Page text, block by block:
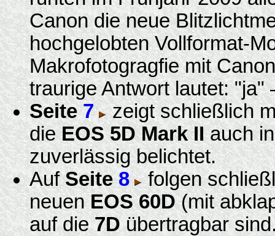
Canon die neue
hochgelobten Vollformat-
Makrofotogragfie mit
traurige Antwort lautet: "ja"
Seite7 zeigt schließlich
dieEOS 5D Mark IIauch
zuverlässig belichtet.
AufSeite8 folgen
neuenEOS 60D(mit
auf die7Dübertragbar